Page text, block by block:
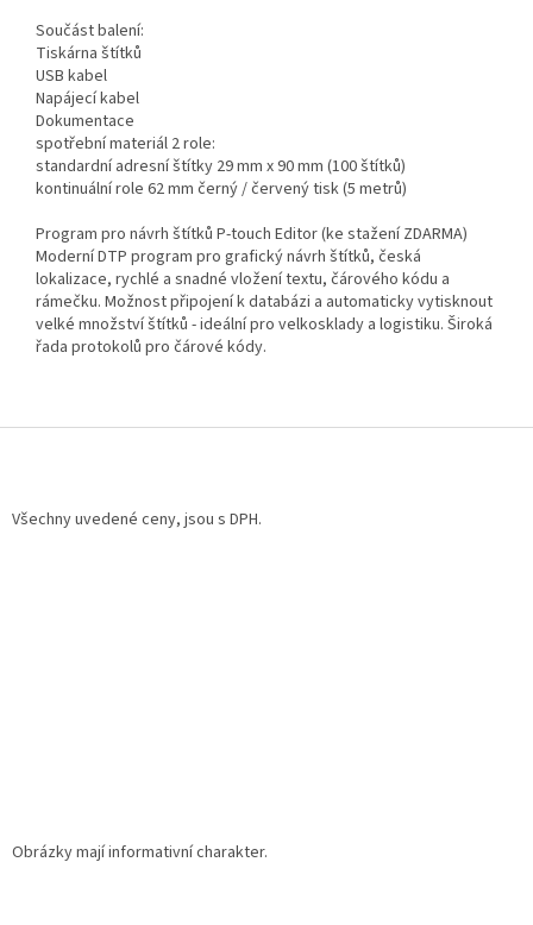
Součást balení:
Tiskárna štítků
USB kabel
Napájecí kabel
Dokumentace
spotřební materiál 2 role:
standardní adresní štítky 29 mm x 90 mm (100 štítků)
kontinuální role 62 mm černý / červený tisk (5 metrů)
Program pro návrh štítků P-touch Editor (ke stažení ZDARMA)
Moderní DTP program pro grafický návrh štítků, česká
lokalizace, rychlé a snadné vložení textu, čárového kódu a
rámečku. Možnost připojení k databázi a automaticky vytisknout
velké množství štítků - ideální pro velkosklady a logistiku. Široká
řada protokolů pro čárové kódy.
Všechny uvedené ceny, jsou s DPH.
Obrázky mají informativní charakter.